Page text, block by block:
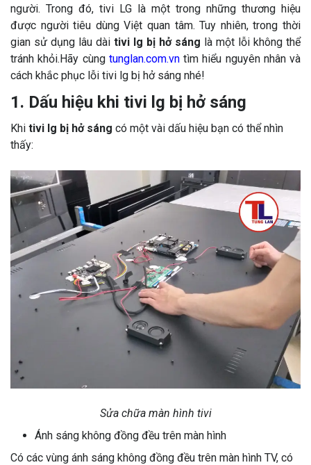
người. Trong đó, tivi LG là một trong những thương hiệu
được người tiêu dùng Việt quan tâm. Tuy nhiên, trong thời
gian sử dụng lâu dài tivi lg bị hở sáng là một lỗi không thể
tránh khỏi.Hãy cùng tunglan.com.vntìm hiểu nguyên nhân và
cách khắc phục lỗi tivi lg bị hở sáng nhé!
1. Dấu hiệu khi tivi lg bị hở sáng
Khi tivi lg bị hở sáng có một vài dấu hiệu bạn có thể nhìn
thấy:
Sửa chữa màn hình tivi
Ánh sáng không đồng đều trên màn hình
Có các vùng ánh sáng không đồng đều trên màn hình TV, có